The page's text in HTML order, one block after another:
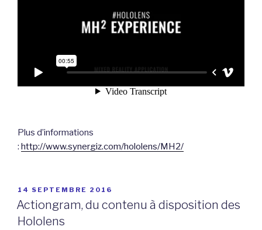
Plus d’informations
: http://www.synergiz.com/hololens/MH2/
PUBLIÉ
LE
14 SEPTEMBRE 2016
Actiongram, du contenu à disposition des
Hololens